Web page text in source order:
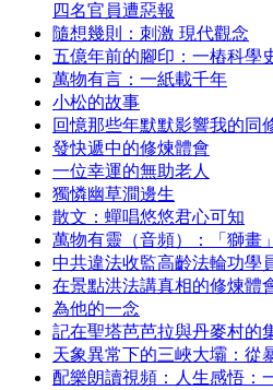
四名官員遭惡報
隨想幾則：刺激 現代觀念
五億年前的腳印：一樁科學
萬物有言：一紙載千年
小松的故事
回憶那些年默默影響我的同
發快遞中的修煉體會
一位幸運的無助老人
獨憐幽草澗邊生
散文：蟬唱悠悠君心可知
萬物有靈（音頻）：「獅畫
中共違法收監高齡法輪功學
在景點洪法講真相的修煉體
為他的一念
記在聖塔芭芭拉與丹麥村的
天象異常下的三峽大壩：從
配樂朗讀視頻：人生感悟：